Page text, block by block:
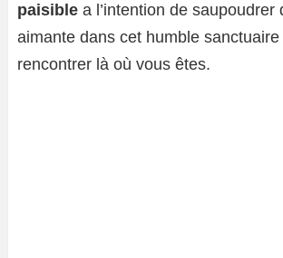
paisible a l’intention de saupoudrer
aimante dans cet humble
rencontrer là où vous êtes.